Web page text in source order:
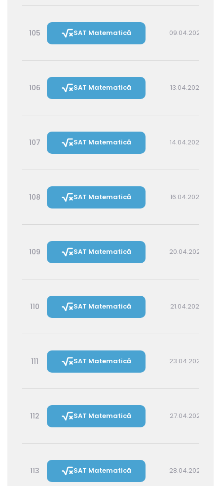
105 SAT Matematică 09.04.2027 16:00
106 SAT Matematică 13.04.2027 16:00
107 SAT Matematică 14.04.2027 14:30
108 SAT Matematică 16.04.2027 16:00
109 SAT Matematică 20.04.2027 16:00
110 SAT Matematică 21.04.2027 14:30
111 SAT Matematică 23.04.2027 16:00
112 SAT Matematică 27.04.2027 16:00
113 SAT Matematică 28.04.2027 14:30